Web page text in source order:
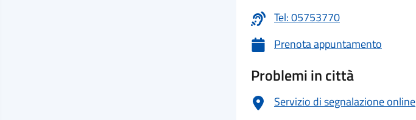
Tel: 05753770
Prenota appuntamento
Problemi in città
Servizio di segnalazione online